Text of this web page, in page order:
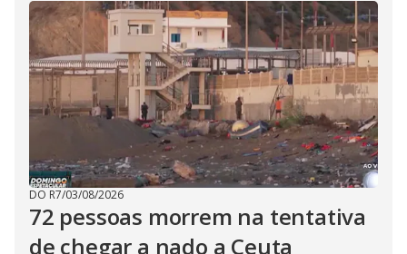
DO R7/03/08/2026
72 pessoas morrem na tentativa
de chegar a nado a Ceuta